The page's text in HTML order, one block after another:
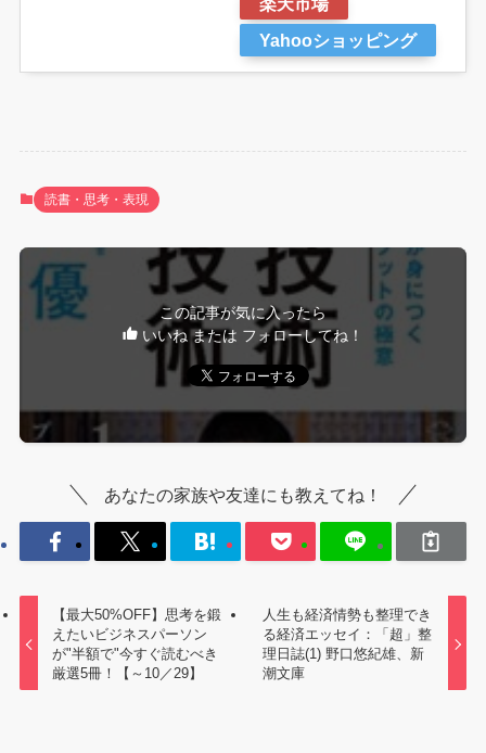
Yahooショッピング
読書・思考・表現
この記事が気に入ったら
いいね または フォローしてね！
あなたの家族や友達にも教えてね！
【最大50%OFF】思考を鍛
えたいビジネスパーソン
が"半額で"今すぐ読むべき
厳選5冊！【～10／29】
人生も経済情勢も整理でき
る経済エッセイ：「超」整
理日誌(1) 野口悠紀雄、新
潮文庫